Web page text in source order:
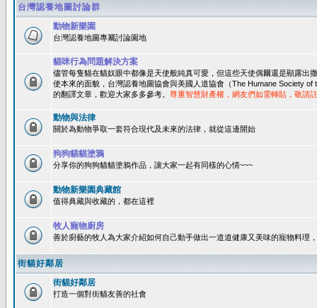
台灣認養地圖討論群
動物新樂園
台灣認養地圖專屬討論園地
貓咪行為問題解決方案
儘管每隻貓在貓奴眼中都像是天使般純真可愛，但這些天使偶爾還是顯露出
使本來的面貌，台灣認養地圖協會與美國人道協會（The Humane Society
的翻譯文章，歡迎大家多多參考。 尊重智慧財產權，網友們如需轉貼，敬請
動物與法律
關於為動物爭取一套符合現代及未來的法律，就從這邊開始
狗狗貓貓塗鴉
分享你的狗狗貓貓塗鴉作品，讓大家一起有同樣的心情~~~
動物新樂園典藏館
值得典藏與收藏的，都在這裡
牧人寵物廚房
善於廚藝的牧人為大家介紹如何自己動手做出一道道健康又美味的寵物料理
街貓好鄰居
街貓好鄰居
打造一個對街貓友善的社會